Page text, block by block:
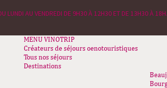
LUNDI AU VENDREDI DE 9H30 À 12H30 ET DE 13H30 À 18H.
MENU VINOTRIP
Créateurs de séjours oenotouristiques
Tous nos séjours
Destinations